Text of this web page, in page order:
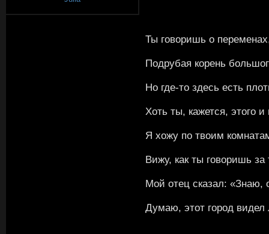
Ты говоришь о
Подрубая корень
Но где-то здесь есть
Хоть ты, кажется, этого
Я хожу по твоим
Вижу, как ты говоришь
Мой отец сказал:
Думаю, этот город